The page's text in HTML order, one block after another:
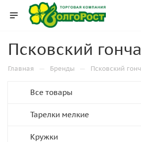
Псковский
Главная — Бренды — Псковский
Все товары
Тарелки мелкие
Кружки